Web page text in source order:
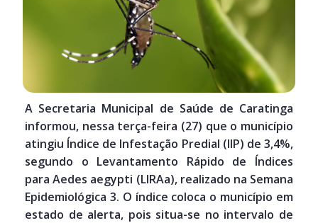
A Secretaria Municipal de Saúde de Caratinga
informou, nessa terça-feira (27) que o município
atingiu Índice de Infestação Predial (IIP) de 3,4%,
segundo o Levantamento Rápido de Índices
para Aedes aegypti (LIRAa), realizado na Semana
Epidemiológica 3. O índice coloca o município em
estado de alerta, pois situa-se no intervalo de